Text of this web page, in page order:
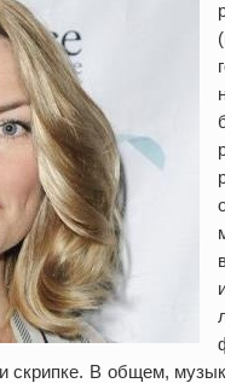
и скрипке. В общем,